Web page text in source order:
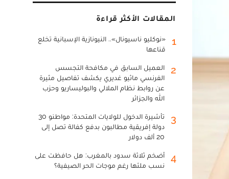
المقالات الأكثر قراءة
1
«نوكليو ناسيونال».. النيونازية الإسبانية تخلع
قناعها
2
العميل السابق في مكافحة التجسس
الفرنسي ماثيو غديري يكشف تفاصيل مثيرة
عن روابط نظام الملالي والبوليساريو وحزب
الله والجزائر
3
تأشيرة الدخول للولايات المتحدة: مواطنو 30
دولة إفريقية مطالبون بدفع كفالة تصل إلى
20 ألف دولار
4
أضخم ثلاثة سدود بالمغرب: هل حافظت على
نسب ملئها رغم موجات الحر الصيفية؟